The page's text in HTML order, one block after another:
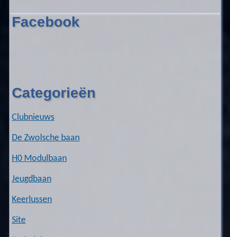
Facebook
Categorieën
Clubnieuws
De Zwolsche baan
H0 Modulbaan
Jeugdbaan
Keerlussen
Site